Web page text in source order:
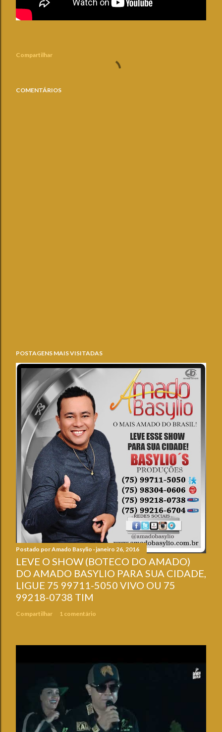
Compartilhar
COMENTÁRIOS
POSTAGENS MAIS VISITADAS
Postado porAmado Basylio janeiro 26, 2016
LEVE O SHOW (BOTECO DO AMADO)
DO AMADO BASYLIO PARA SUA CIDADE,
LIGUE 75 99711-5050 VIVO OU 75
99218-0738 TIM
Compartilhar 1 comentário